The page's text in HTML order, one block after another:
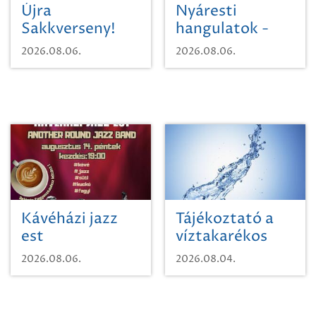
Újra
Sakkverseny!
2026.08.06.
Nyáresti
hangulatok -
Mágnás Miska
2026.08.06.
Kávéházi jazz
est
2026.08.06.
Tájékoztató a
víztakarékos
vízhasználatról
2026.08.04.